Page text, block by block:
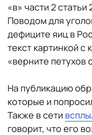
«в» части 2 статьи
Поводом для
дефиците яиц в
текст картинкой с
«верните петухов
На публикацию
которые и
Также в сети
говорит, что его